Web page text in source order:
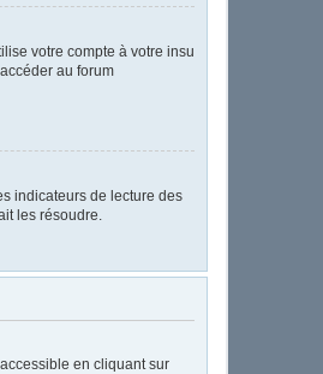
votre compte à votre insu
au forum
indicateurs de lecture des
les résoudre.
en cliquant sur